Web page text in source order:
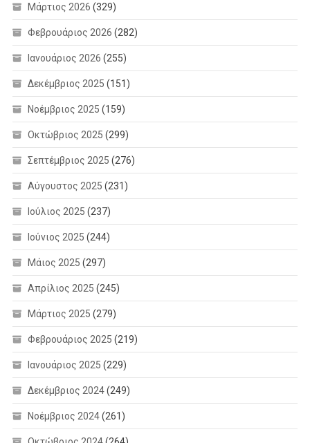
Μάρτιος 2026 (329)
Φεβρουάριος 2026 (282)
Ιανουάριος 2026 (255)
Δεκέμβριος 2025 (151)
Νοέμβριος 2025 (159)
Οκτώβριος 2025 (299)
Σεπτέμβριος 2025 (276)
Αύγουστος 2025 (231)
Ιούλιος 2025 (237)
Ιούνιος 2025 (244)
Μάιος 2025 (297)
Απρίλιος 2025 (245)
Μάρτιος 2025 (279)
Φεβρουάριος 2025 (219)
Ιανουάριος 2025 (229)
Δεκέμβριος 2024(249)
Νοέμβριος 2024(261)